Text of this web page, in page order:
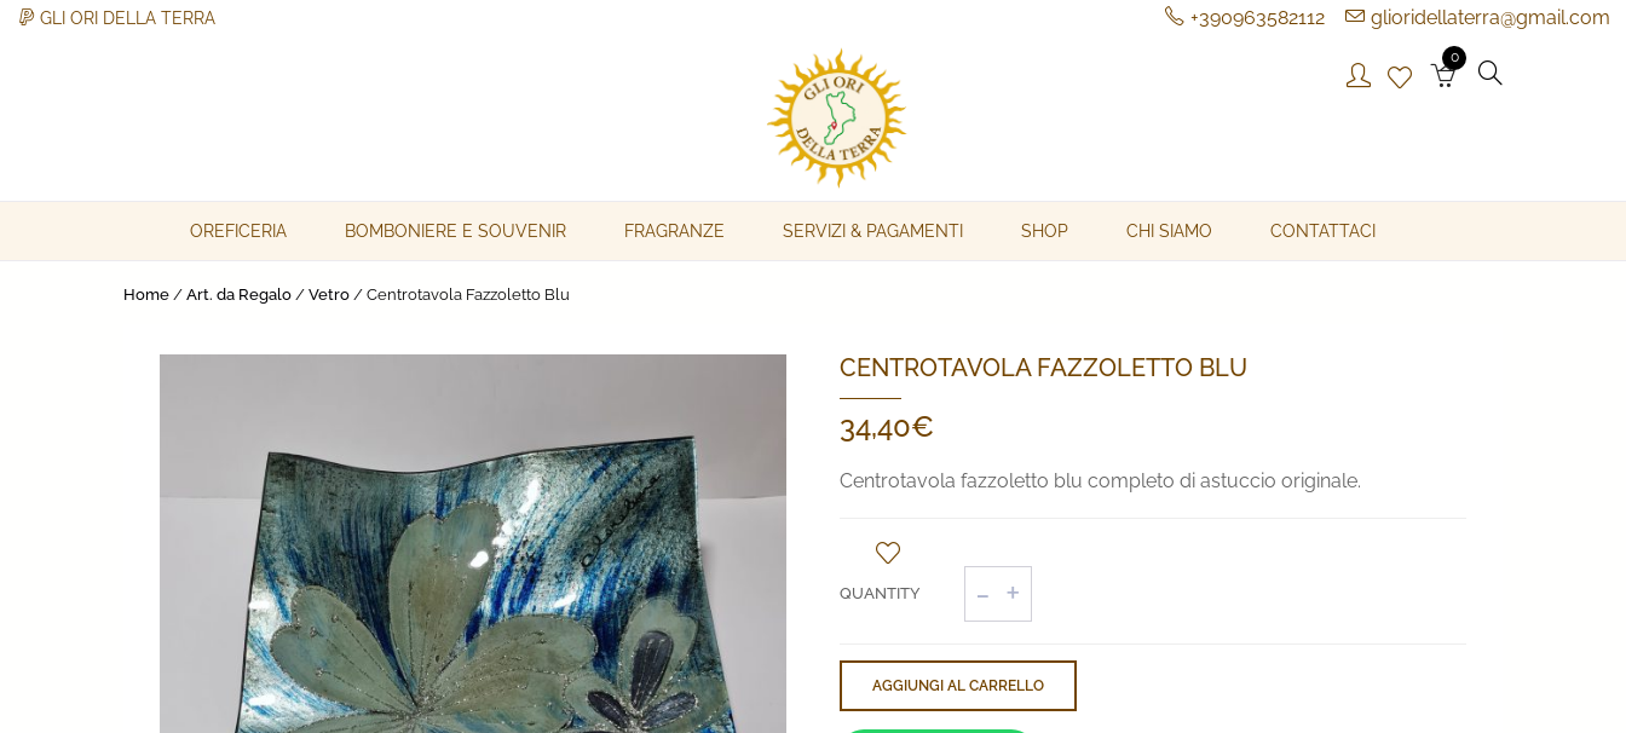
GLI ORI DELLA TERRA +390963582112
glioridellaterra@gmail.com
Gli Ori della Terra
0
OREFICERIA BOMBONIERE E SOUVENIR FRAGRANZE SERVIZI & PAGAMENTI SHOP CHI SIAMO CONTATTACI
Home / Art. da Regalo / Vetro / Centrotavola Fazzoletto Blu
CENTROTAVOLA FAZZOLETTO BLU
34,40€
Centrotavola fazzoletto blu completo di astuccio originale.
Fazzoletto
Blu
AGGIUNGI AL CARRELLO